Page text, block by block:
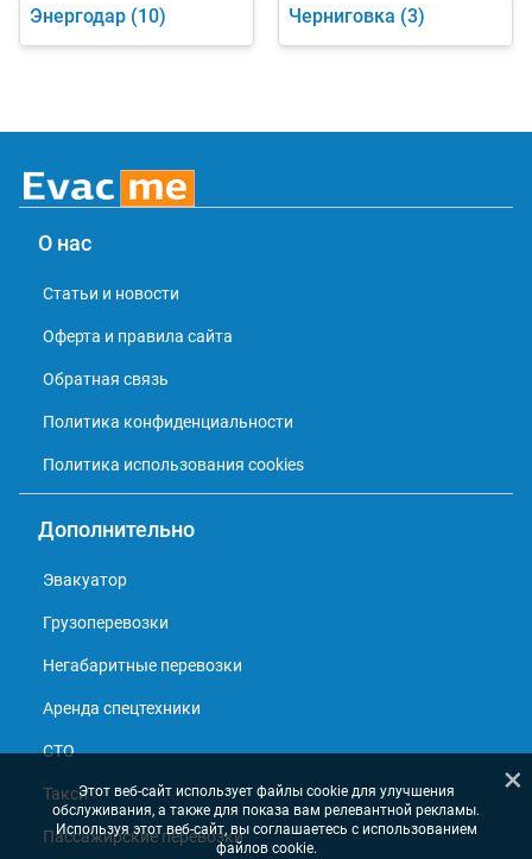
Энергодар (10) Черниговка (3)
О нас
Статьи и новости
Оферта и правила сайта
Обратная связь
Политика конфиденциальности
Политика использования cookies
Дополнительно
Эвакуатор
Грузоперевозки
Негабаритные перевозки
Аренда спецтехники
СТО
Такси
Пассажирские перевозки
×
Этот веб-сайт использует файлы cookie для улучшения
обслуживания, а также для показа вам релевантной рекламы.
Используя этот веб-сайт, вы соглашаетесь с использованием
файлов cookie.